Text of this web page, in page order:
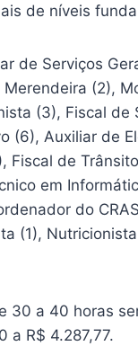
de níveis
de Serviços
(2),
(3), Fiscal
(6), Auxiliar de
Fiscal de
em
do
(1),
30 a 40 horas
a R$ 4.287,77.